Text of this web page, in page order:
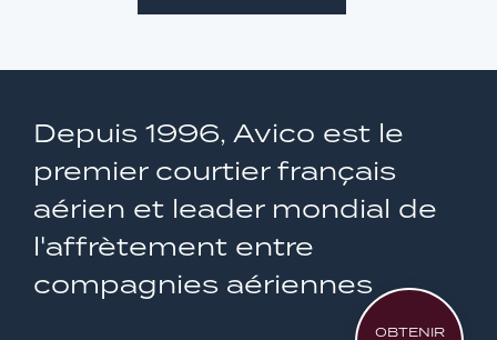
OBTENIR
Depuis 1996, Avico est le
premier courtier français
aérien et leader mondial de
l'affrètement entre
compagnies aériennes